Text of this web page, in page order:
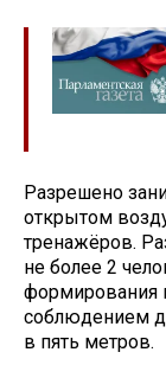
Разрешено
открытом
тренажёров.
не более 2
формирования
соблюдением
в пять метров.